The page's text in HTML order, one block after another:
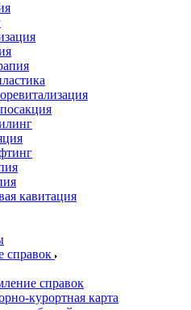
кавитация
справок
справок
курортная карта